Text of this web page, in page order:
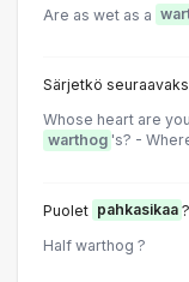
Are as wet as a
Särjetkö
Whose heart are
warthog 's? -
Puolet pahkasikaa ?
Half warthog ?